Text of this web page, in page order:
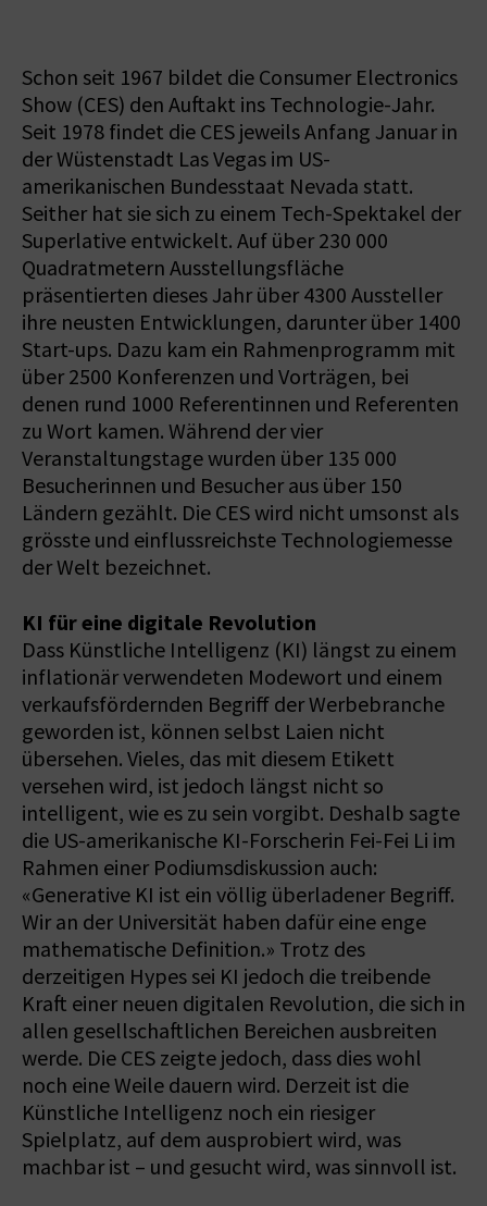
Schon seit 1967 bildet die Consumer Electronics
Show (CES) den Auftakt ins Technologie-Jahr.
Seit 1978 findet die CES jeweils Anfang Januar in
der Wüstenstadt Las Vegas im US-
amerikanischen Bundesstaat Nevada statt.
Seither hat sie sich zu einem Tech-Spektakel der
Superlative entwickelt. Auf über 230 000
Quadratmetern Ausstellungsfläche
präsentierten dieses Jahr über 4300 Aussteller
ihre neusten Entwicklungen, darunter über 1400
Start-ups. Dazu kam ein Rahmenprogramm mit
über 2500 Konferenzen und Vorträgen, bei
denen rund 1000 Referentinnen und Referenten
zu Wort kamen. Während der vier
Veranstaltungstage wurden über 135 000
Besucherinnen und Besucher aus über 150
Ländern gezählt. Die CES wird nicht umsonst als
grösste und einflussreichste Technologiemesse
der Welt bezeichnet.
KI für eine digitale Revolution
Dass Künstliche Intelligenz (KI) längst zu einem
inflationär verwendeten Modewort und einem
verkaufsfördernden Begriff der Werbebranche
geworden ist, können selbst Laien nicht
übersehen. Vieles, das mit diesem Etikett
versehen wird, ist jedoch längst nicht so
intelligent, wie es zu sein vorgibt. Deshalb sagte
die US-amerikanische KI-Forscherin Fei-Fei Li im
Rahmen einer Podiumsdiskussion auch:
«Generative KI ist ein völlig überladener Begriff.
Wir an der Universität haben dafür eine enge
mathematische Definition.» Trotz des
derzeitigen Hypes sei KI jedoch die treibende
Kraft einer neuen digitalen Revolution, die sich in
allen gesellschaftlichen Bereichen ausbreiten
werde. Die CES zeigte jedoch, dass dies wohl
noch eine Weile dauern wird. Derzeit ist die
Künstliche Intelligenz noch ein riesiger
Spielplatz, auf dem ausprobiert wird, was
machbar ist – und gesucht wird, was sinnvoll ist.